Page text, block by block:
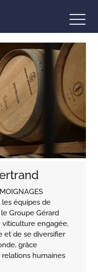
les équipes de
Groupe Gérard
viticulture engagée,
et de se diversifier
grâce
humaines